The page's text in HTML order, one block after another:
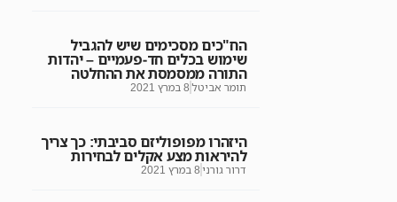
הח"כים מסכימים שיש להגביל
שימוש בכלים חד-פעמיים – יהדות
התורה ממסמסת את ההחלטה
תומר אביטל 8 במרץ 2021
היזהרו מפופוליזם סביבתי: כך צריך
להיראות מצע אקלים לבחירות
דרור גורני 8 במרץ 2021